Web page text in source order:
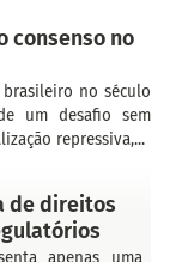
consenso no
no século
um desafio sem
repressiva,...
de direitos
apenas uma